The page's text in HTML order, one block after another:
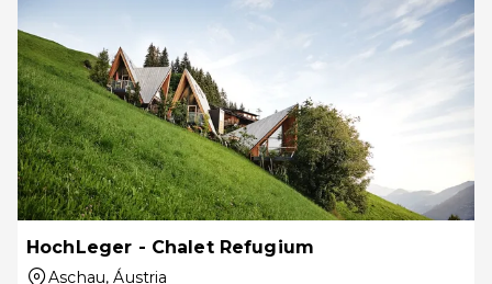
HochLeger - Chalet Refugium
Aschau, Áustria